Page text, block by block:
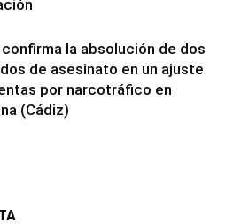
la absolución de dos
de asesinato en un ajuste
por narcotráfico en
(Cádiz)